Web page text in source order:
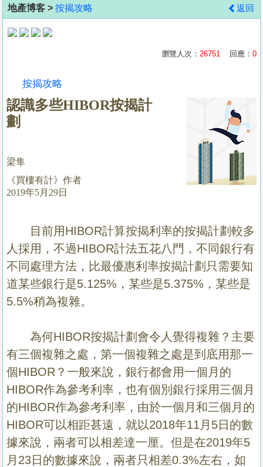
地
產
據
公
置
業
手
關
於
我
們
地產博客 > 按揭攻略 返回
瀏覽人次： 26751 回應： 0
按揭攻略
認識多些HIBOR按揭計
劃
梁隼
《買樓有計》作者
2019年5月29日
目前用HIBOR計算按揭利率的按揭計劃較多
人採用，不過HIBOR計法五花八門，不同銀行有
不同處理方法，比最優惠利率按揭計劃只需要知
道某些銀行是5.125%，某些是5.375%，某些是
5.5%稍為複雜。
為何HIBOR按揭計劃會令人覺得複雜？主要
有三個複雜之處，第一個複雜之處是到底用那一
個HIBOR？一般來說，銀行都會用一個月的
HIBOR作為參考利率，也有個別銀行採用三個月
的HIBOR作為參考利率，由於一個月和三個月的
HIBOR可以相距甚遠，就以2018年11月5日的數
據來說，兩者可以相差達一厘。但是在2019年5
月23日的數據來說，兩者只相差0.3%左右，如